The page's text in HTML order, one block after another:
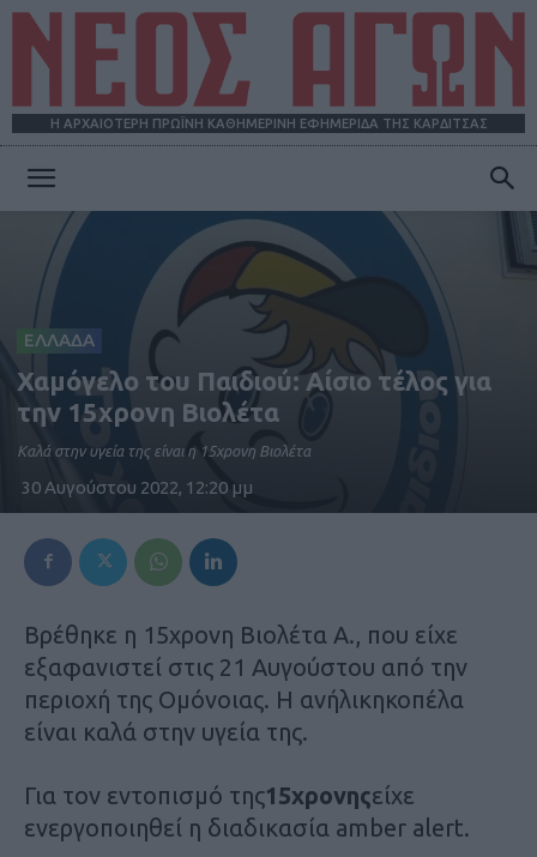
Η ΑΡΧΑΙΟΤΕΡΗ ΠΡΩΪΝΗ ΚΑΘΗΜΕΡΙΝΗ ΕΦΗΜΕΡΙΔΑ ΤΗΣ ΚΑΡΔΙΤΣΑΣ
ΑΓΩΝ
ΕΛΛΑΔΑ
Χαμόγελο του Παιδιού: Αίσιο τέλος για
την 15χρονη Βιολέτα
Καλά στην υγεία της είναι η 15χρονη Βιολέτα
30 Αυγούστου 2022, 12:20 μμ
Βρέθηκε η 15χρονη Βιολέτα Α., που είχε
εξαφανιστεί στις 21 Αυγούστου από την
περιοχή της Ομόνοιας. Η ανήλικηκοπέλα
είναι καλά στην υγεία της.
Για τον εντοπισμό της15χρονηςείχε
ενεργοποιηθεί η διαδικασία amber alert.